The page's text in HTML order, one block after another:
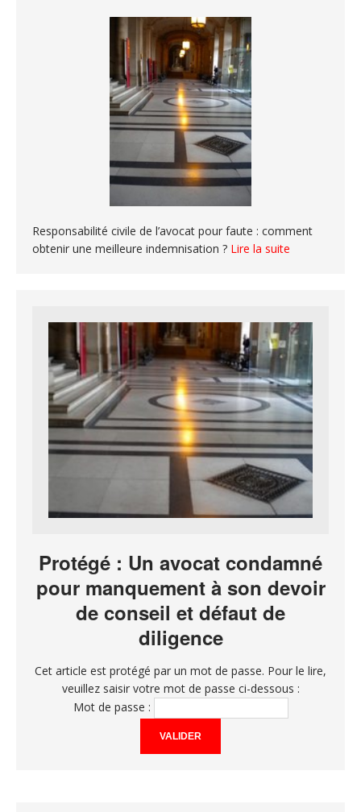
Responsabilité civile de l’avocat pour faute : comment
obtenir une meilleure indemnisation ? Lire la suite
Protégé : Un avocat condamné
pour manquement à son devoir
de conseil et défaut de
diligence
Cet article est protégé par un mot de passe. Pour le lire,
veuillez saisir votre mot de passe ci-dessous :
Mot de passe :